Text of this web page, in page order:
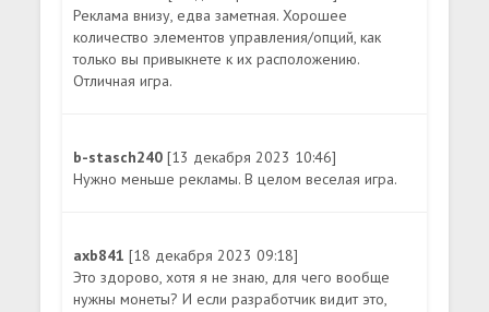
Реклама внизу, едва заметная. Хорошее
количество элементов управления/опций, как
только вы привыкнете к их расположению.
Отличная игра.
b-stasch240[13 декабря 2023 10:46]
Нужно меньше рекламы. В целом веселая игра.
axb841[18 декабря 2023 09:18]
Это здорово, хотя я не знаю, для чего вообще
нужны монеты? И если разработчик видит это,